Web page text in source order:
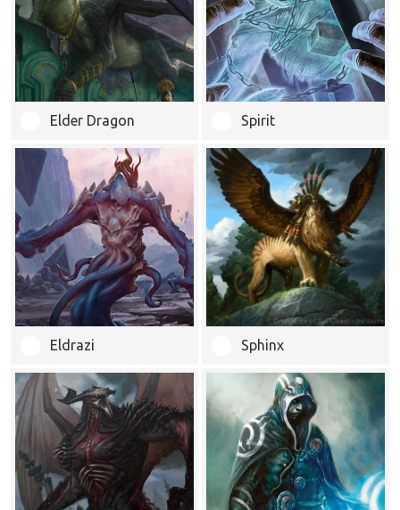
Elder Dragon Spirit
Eldrazi Sphinx